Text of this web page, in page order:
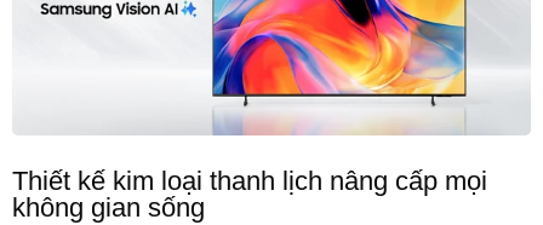
Thiết kế kim loại thanh lịch nâng cấp mọi
không gian sống